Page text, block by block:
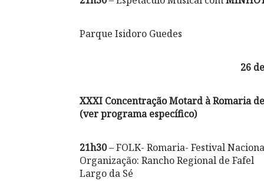
Parque Isidoro Guedes
26
XXXI Concentração Motard à Romaria
(ver programa específico)
21h30– FOLK- Romaria- Festival
Organização: Rancho Regional de Fafel
Largo da Sé